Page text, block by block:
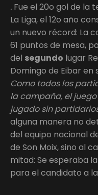
. Fue el 20o gol de la
La Liga, el 12o año
un nuevo récord: La
61 puntos de mesa,
del segundo lugar
Domingo de Eibar
Como todos los
la campaña, el
jugado sin
alguna manera no
del equipo nacional
de Son Moix, sino al
mitad: Se esperaba
para el candidato a